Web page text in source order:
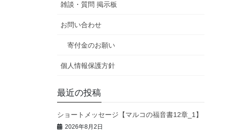
雑談・質問 掲示板
お問い合わせ
寄付金のお願い
個人情報保護方針
最近の投稿
ショートメッセージ【マルコの福音書12章_1】
2026年8月2日